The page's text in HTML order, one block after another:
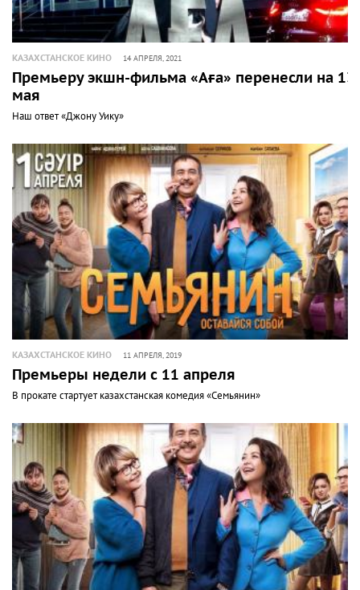
КАЗАХСТАНСКОЕ КИНО 14 АПРЕЛЯ, 2021
Премьеру экшн-фильма «Аға» перенесли на 13
мая
Наш ответ «Джону Уику»
КАЗАХСТАНСКОЕ КИНО 11 АПРЕЛЯ, 2019
Премьеры недели с 11 апреля
В прокате стартует казахстанская комедия «Семьянин»